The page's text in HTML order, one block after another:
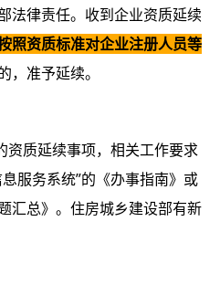
法律责任。收到企业资质延续
照资质标准对企业注册人员等
，准予延续。
质延续事项，相关工作要求
服务系统”的《办事指南》或
汇总》。住房城乡建设部有新